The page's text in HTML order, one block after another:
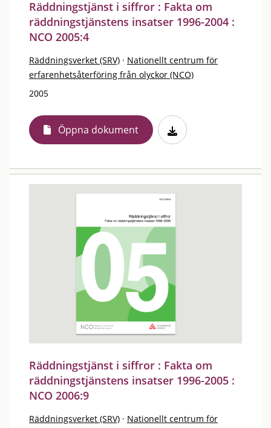
Räddningstjänst i siffror : Fakta om
räddningstjänstens insatser 1996-2004 :
NCO 2005:4
Räddningsverket (SRV) · Nationellt centrum för
erfarenhetsåterföring från olyckor (NCO)
2005
Öppna dokument
Räddningstjänst i siffror : Fakta om
räddningstjänstens insatser 1996-2005 :
NCO 2006:9
Räddningsverket (SRV) · Nationellt centrum för